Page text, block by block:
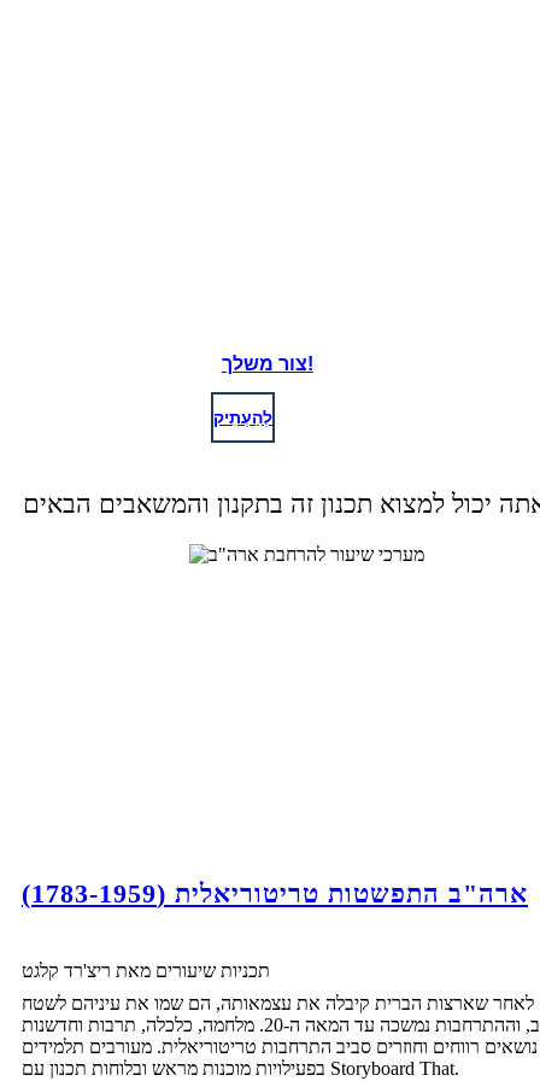
צור משלך!
לְהַעְתִיק
ארה"ב התפשטות טריטוריאלית (1783-1959)
תכניות שיעורים מאת ריצ'רד קלגט
לאחר שארצות הברית קיבלה את עצמאותה, הם שמו את עיניהם לשטח
ממערב, וההתרחבות נמשכה עד המאה ה-20. מלחמה, כלכלה, תרבות וחדשנות
רווחים וחוזרים סביב התרחבות טריטוריאלית. מעורבים תלמידים
בפעילויות מוכנות מראש ובלוחות תכנון עם Storyboard That.